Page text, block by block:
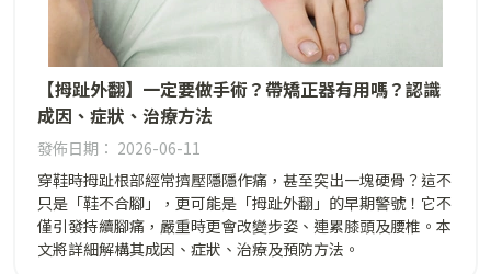
【拇趾外翻】一定要做手術？帶矯正器有用嗎？認識
成因、症狀、治療方法
發佈日期： 2026-06-11
穿鞋時拇趾根部經常擠壓隱隱作痛，甚至突出一塊硬骨？這不
只是「鞋不合腳」，更可能是「拇趾外翻」的早期警號！它不
僅引發持續腳痛，嚴重時更會改變步姿、連累膝頭及腰椎。本
文將詳細解構其成因、症狀、治療及預防方法。